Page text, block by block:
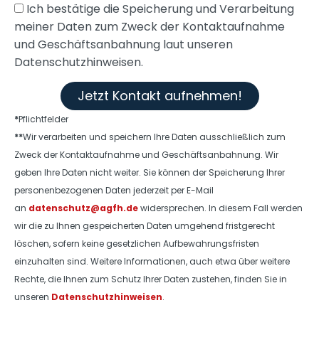
Ich bestätige die Speicherung und Verarbeitung
meiner Daten zum Zweck der Kontaktaufnahme
und Geschäftsanbahnung laut unseren
Datenschutzhinweisen.
Jetzt Kontakt aufnehmen!
*Pflichtfelder
**Wir verarbeiten und speichern Ihre Daten ausschließlich zum
Zweck der Kontaktaufnahme und Geschäftsanbahnung. Wir
geben Ihre Daten nicht weiter. Sie können der Speicherung Ihrer
personenbezogenen Daten jederzeit per E-Mail
an datenschutz@agfh.dewidersprechen. In diesem Fall werden
wir die zu Ihnen gespeicherten Daten umgehend fristgerecht
löschen, sofern keine gesetzlichen Aufbewahrungsfristen
einzuhalten sind. Weitere Informationen, auch etwa über weitere
Rechte, die Ihnen zum Schutz Ihrer Daten zustehen, finden Sie in
unseren Datenschutzhinweisen.